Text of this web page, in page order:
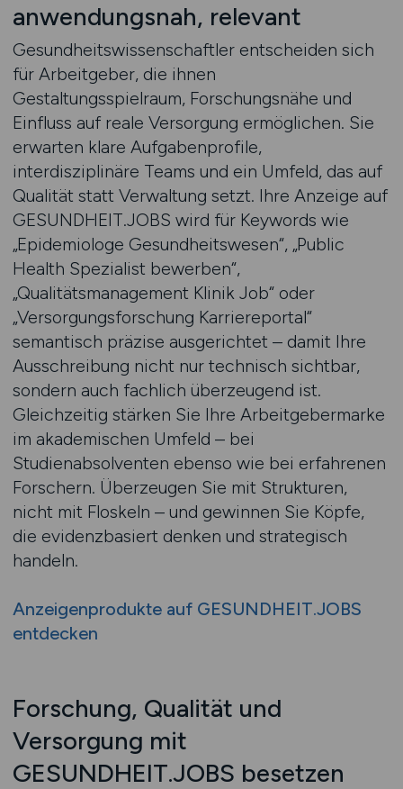
anwendungsnah, relevant
Gesundheitswissenschaftler entscheiden sich
für Arbeitgeber, die ihnen
Gestaltungsspielraum, Forschungsnähe und
Einfluss auf reale Versorgung ermöglichen. Sie
erwarten klare Aufgabenprofile,
interdisziplinäre Teams und ein Umfeld, das auf
Qualität statt Verwaltung setzt. Ihre Anzeige auf
GESUNDHEIT.JOBS wird für Keywords wie
„Epidemiologe Gesundheitswesen“, „Public
Health Spezialist bewerben“,
„Qualitätsmanagement Klinik Job“ oder
„Versorgungsforschung Karriereportal“
semantisch präzise ausgerichtet – damit Ihre
Ausschreibung nicht nur technisch sichtbar,
sondern auch fachlich überzeugend ist.
Gleichzeitig stärken Sie Ihre Arbeitgebermarke
im akademischen Umfeld – bei
Studienabsolventen ebenso wie bei erfahrenen
Forschern. Überzeugen Sie mit Strukturen,
nicht mit Floskeln – und gewinnen Sie Köpfe,
die evidenzbasiert denken und strategisch
handeln.
Anzeigenprodukte auf GESUNDHEIT.JOBS
entdecken
Forschung, Qualität und
Versorgung mit
GESUNDHEIT.JOBS besetzen